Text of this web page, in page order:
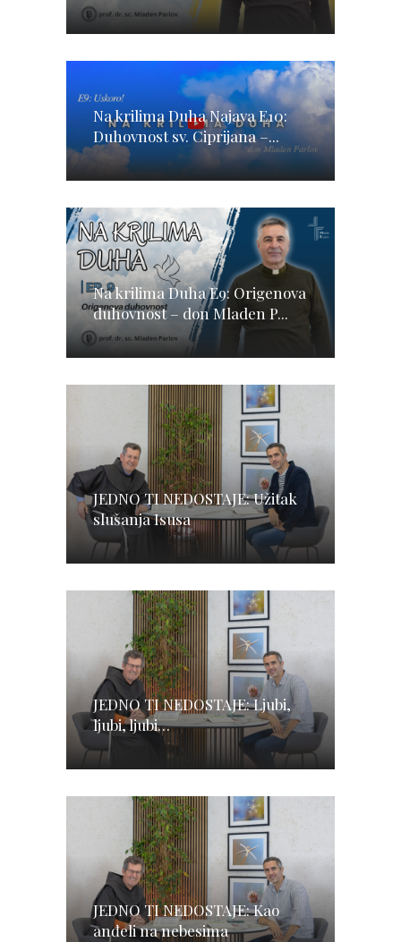
Na krilima Duha Najava E10:
Duhovnost sv. Ciprijana –...
Na krilima Duha E9: Origenova
duhovnost – don Mladen P...
JEDNO TI NEDOSTAJE: Užitak
slušanja Isusa
JEDNO TI NEDOSTAJE: Ljubi,
ljubi, ljubi…
JEDNO TI NEDOSTAJE: Kao
anđeli na nebesima